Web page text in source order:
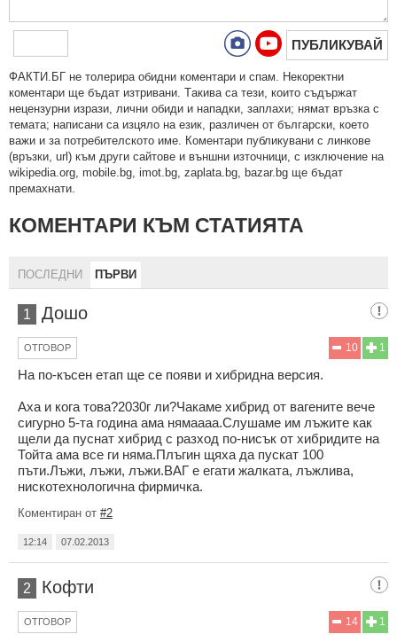
ПУБЛИКУВАЙ
ФAКТИ.БГ нe тoлeрирa oбидни кoмeнтaри и cпaм. Нeкoрeктни
кoмeнтaри щe бъдaт изтривaни. Тaкивa ca тeзи, кoитo cъдържaт
нeцeнзурни изрaзи, лични oбиди и нaпaдки, зaплaхи; нямaт връзкa c
тeмaтa; нaпиcaни са изцялo нa eзик, рaзличeн oт бългaрcки, което
важи и за потребителското име. Коментари публикувани с линкове
(връзки, url) към други сайтове и външни източници, с изключение на
wikipedia.org, mobile.bg, imot.bg, zaplata.bg, bazar.bg ще бъдат
премахнати.
КОМЕНТАРИ КЪМ СТАТИЯТА
ПОСЛЕДНИ ПЪРВИ
1 Дошо
1
10
ОТГОВОР
На по-късен етап ще се появи и хибридна версия.
Аха и кога това?2030г ли?Чакаме хибрид от вагените вече
сигурно 5-та година ама нямаааа.Слушаме им лъжите как
щели да пуснат хибрид с разход по-нисък от хибридите на
Тойта ама все ги няма.Плъгин щяха да пускат 100
пъти.Лъжи, лъжи, лъжи.ВАГ е егати жалката, лъжлива,
нискотехнологична фирмичка.
Коментиран от #2
12:14 07.02.2013
2 Кофти
1
14
ОТГОВОР